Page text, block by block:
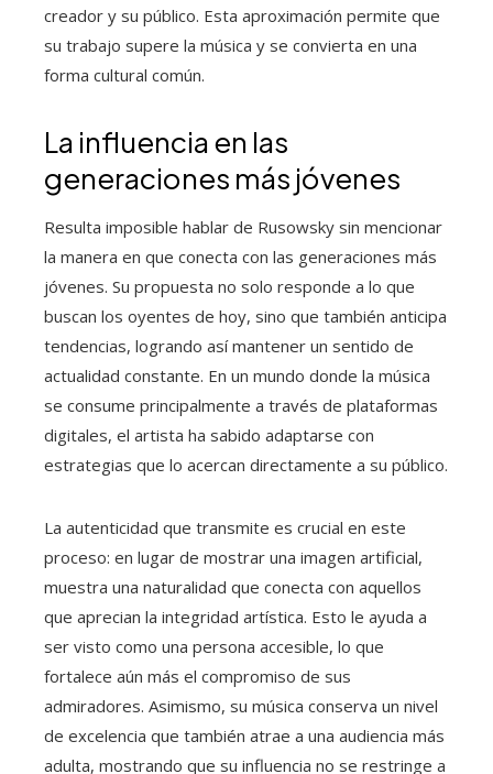
creador y su público. Esta aproximación permite que
su trabajo supere la música y se convierta en una
forma cultural común.
La influencia en las
generaciones más jóvenes
Resulta imposible hablar de Rusowsky sin mencionar
la manera en que conecta con las generaciones más
jóvenes. Su propuesta no solo responde a lo que
buscan los oyentes de hoy, sino que también anticipa
tendencias, logrando así mantener un sentido de
actualidad constante. En un mundo donde la música
se consume principalmente a través de plataformas
digitales, el artista ha sabido adaptarse con
estrategias que lo acercan directamente a su público.
La autenticidad que transmite es crucial en este
proceso: en lugar de mostrar una imagen artificial,
muestra una naturalidad que conecta con aquellos
que aprecian la integridad artística. Esto le ayuda a
ser visto como una persona accesible, lo que
fortalece aún más el compromiso de sus
admiradores. Asimismo, su música conserva un nivel
de excelencia que también atrae a una audiencia más
adulta, mostrando que su influencia no se restringe a